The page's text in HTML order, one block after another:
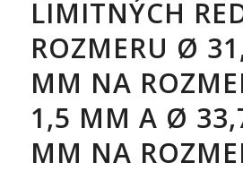
LIMITNÝCH
ROZMERU Ø
MM NA
1,5 MM A Ø
MM NA